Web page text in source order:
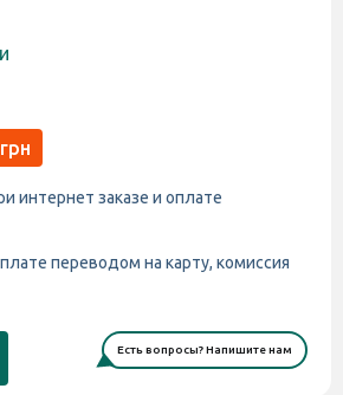
интернет заказе и оплате
переводом на карту, комиссия
Есть вопросы? Напишите нам